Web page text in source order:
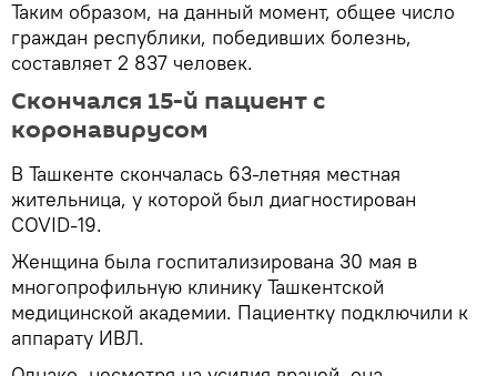
Таким образом, на данный момент, общее число
граждан республики, победивших болезнь,
составляет 2 837 человек.
Скончался 15-й пациент с
коронавирусом
В Ташкенте скончалась 63-летняя местная
жительница, у которой был диагностирован
COVID-19.
Женщина была госпитализирована 30 мая в
многопрофильную клинику Ташкентской
медицинской академии. Пациентку подключили к
аппарату ИВЛ.